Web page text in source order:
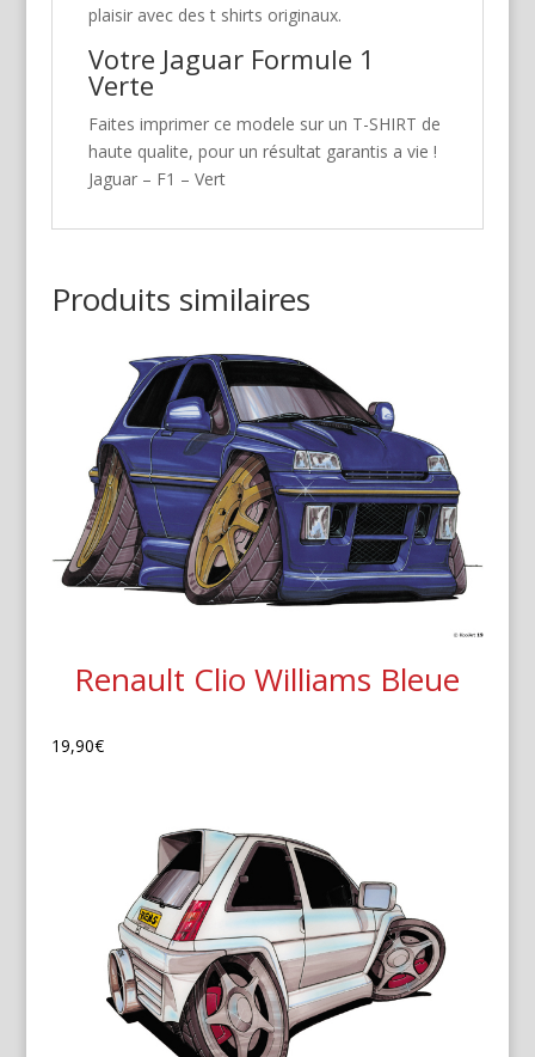
plaisir avec des t shirts originaux.
Votre Jaguar Formule 1
Verte
Faites imprimer ce modele sur un T-SHIRT de
haute qualite, pour un résultat garantis a vie !
Jaguar – F1 – Vert
Produits similaires
Renault Clio Williams Bleue
19,90€